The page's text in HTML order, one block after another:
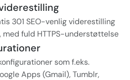
301 SEO-venlig viderestilling
fuld HTTPS-understøttelse
som f.eks.
Apps (Gmail), Tumblr,